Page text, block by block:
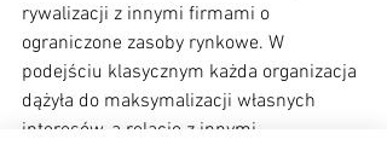
rywalizacji z innymi firmami o
ograniczone zasoby rynkowe. W
podejściu klasycznym każda organizacja
dążyła do maksymalizacji własnych
interesów, a relacje z innymi